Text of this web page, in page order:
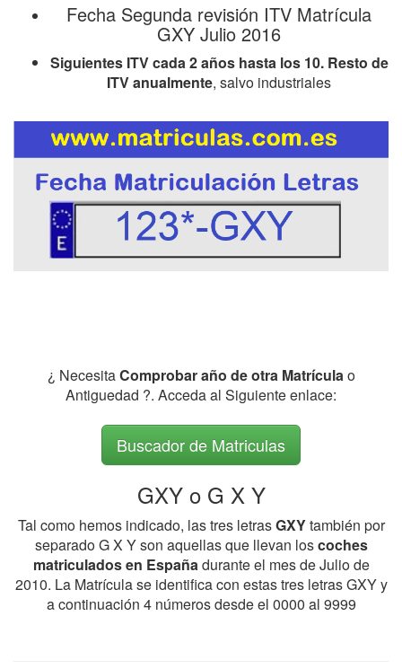
Fecha Segunda revisión ITV Matrícula
GXY Julio 2016
Siguientes ITV cada 2 años hasta los 10. Resto de
ITV anualmente, salvo industriales
¿ NecesitaComprobar año de otra Matrículao
Antiguedad ?. Acceda al Siguiente enlace:
Buscador de Matriculas
GXY o G X Y
Tal como hemos indicado, las tres letrasGXYtambién por
separado G X Y son aquellas que llevan loscoches
matriculados en Españadurante el mes de Julio de
2010. La Matrícula se identifica con estas tres letras GXY y
a continuación 4 números desde el 0000 al 9999